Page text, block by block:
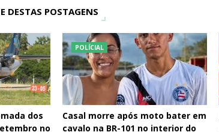
DESTAS POSTAGENS
dos
no
POLÍCIAL
Casal morre após moto bater em
cavalo na BR-101 no interior do